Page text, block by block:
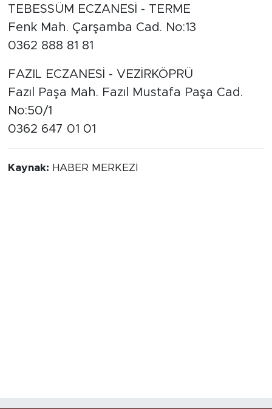
TEBESSÜM ECZANESİ - TERME
Fenk Mah. Çarşamba Cad. No:13
0362 888 81 81
FAZIL ECZANESİ - VEZİRKÖPRÜ
Fazıl Paşa Mah. Fazıl Mustafa Paşa Cad.
No:50/1
0362 647 01 01
Kaynak: HABER MERKEZİ